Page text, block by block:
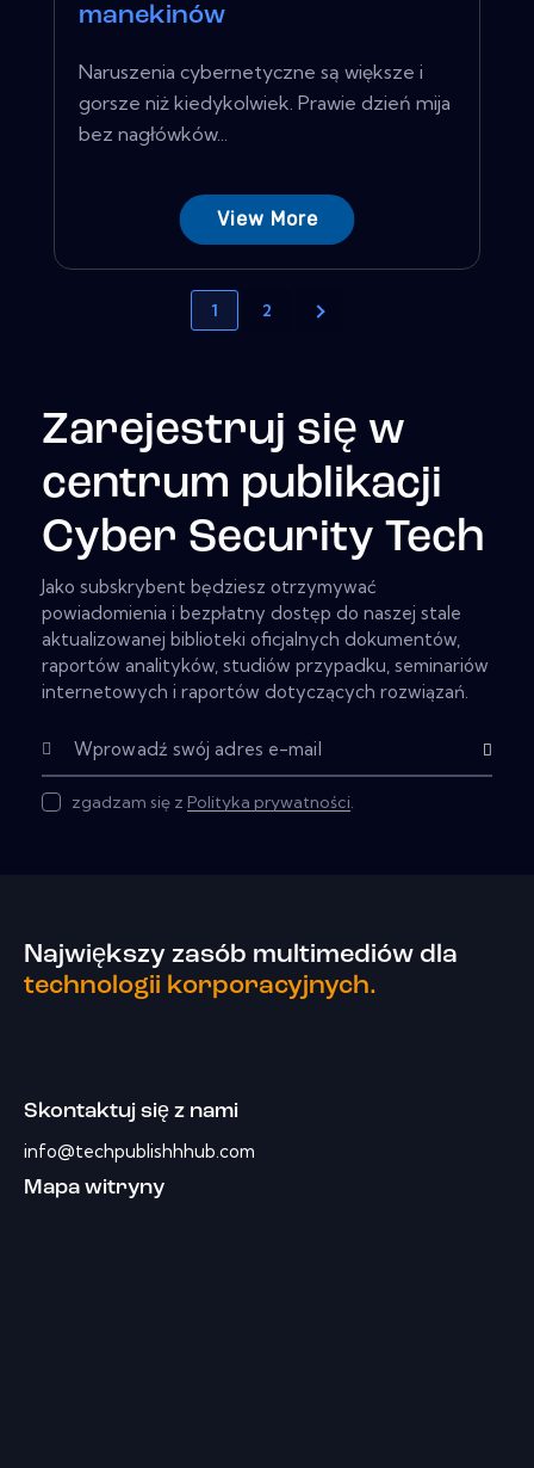
manekinów
Naruszenia cybernetyczne są większe i
gorsze niż kiedykolwiek. Prawie dzień mija
bez nagłówków...
View More
1 2
Zarejestruj się w
centrum publikacji
Cyber Security Tech
Jako subskrybent będziesz otrzymywać
powiadomienia i bezpłatny dostęp do naszej stale
aktualizowanej biblioteki oficjalnych dokumentów,
raportów analityków, studiów przypadku, seminariów
internetowych i raportów dotyczących rozwiązań.
zgadzam się z Polityka prywatności.
Największy zasób multimediów dla
technologii korporacyjnych.
Skontaktuj się z nami
info@techpublishhhub.com
Mapa witryny